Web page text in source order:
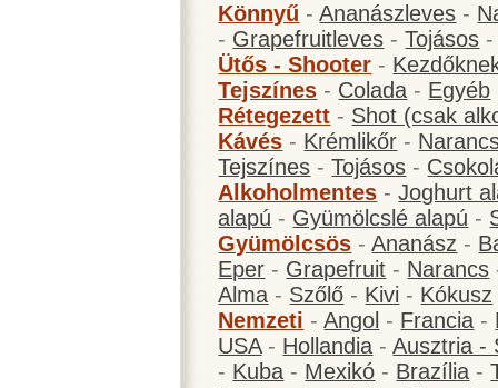
Könnyű -Ananászleves -
- Grapefruitleves -Tojásos
Ütős - Shooter -
Tejszínes - Colada - Egyéb
Rétegezett - Shot (csak
Kávés - Krémlikőr -
Tejszínes -Tojásos -
Alkoholmentes -Joghurt
alapú - Gyümölcslé alapú -
Gyümölcsös -Ananász -
Eper - Grapefruit - Narancs
Alma - Szőlő - Kivi - Kókusz
Nemzeti -Angol - Francia -
USA- Hollandia -Ausztria -
- Kuba - Mexikó - Brazília -